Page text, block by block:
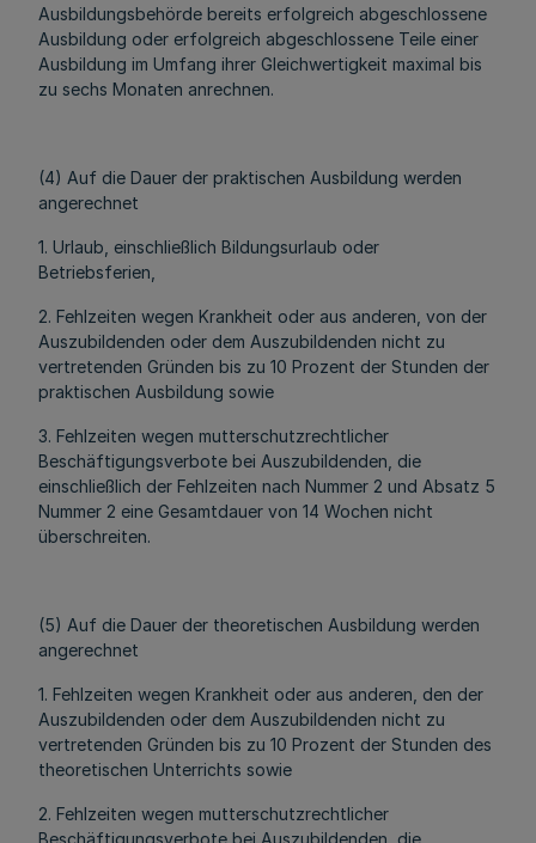
Ausbildungsbehörde bereits erfolgreich abgeschlossene
Ausbildung oder erfolgreich abgeschlossene Teile einer
Ausbildung im Umfang ihrer Gleichwertigkeit maximal bis
zu sechs Monaten anrechnen.
(4) Auf die Dauer der praktischen Ausbildung werden
angerechnet
1. Urlaub, einschließlich Bildungsurlaub oder
Betriebsferien,
2. Fehlzeiten wegen Krankheit oder aus anderen, von der
Auszubildenden oder dem Auszubildenden nicht zu
vertretenden Gründen bis zu 10 Prozent der Stunden der
praktischen Ausbildung sowie
3. Fehlzeiten wegen mutterschutzrechtlicher
Beschäftigungsverbote bei Auszubildenden, die
einschließlich der Fehlzeiten nach Nummer 2 und Absatz 5
Nummer 2 eine Gesamtdauer von 14 Wochen nicht
überschreiten.
(5) Auf die Dauer der theoretischen Ausbildung werden
angerechnet
1. Fehlzeiten wegen Krankheit oder aus anderen, den der
Auszubildenden oder dem Auszubildenden nicht zu
vertretenden Gründen bis zu 10 Prozent der Stunden des
theoretischen Unterrichts sowie
2. Fehlzeiten wegen mutterschutzrechtlicher
Beschäftigungsverbote bei Auszubildenden, die